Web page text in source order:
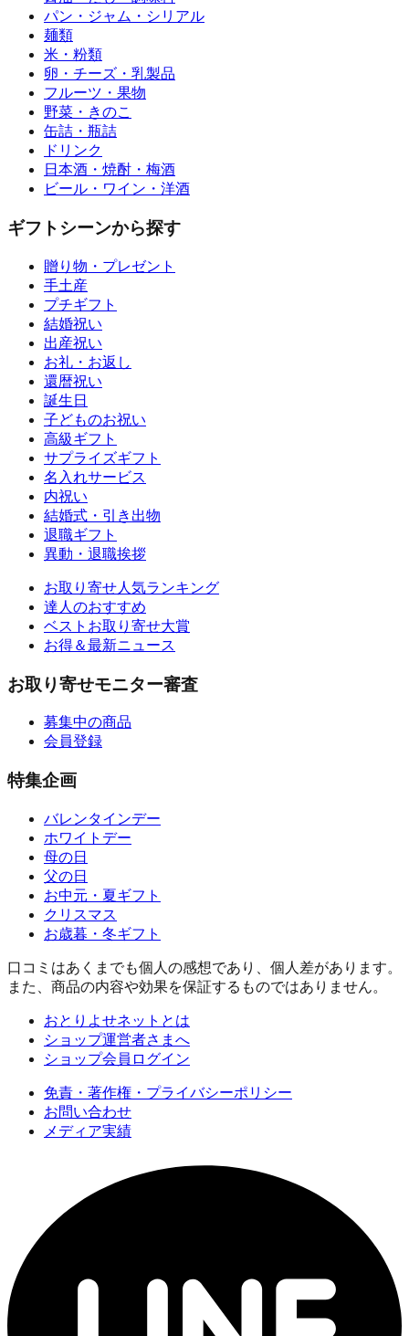
パン・ジャム・シリアル
麺類
米・粉類
卵・チーズ・乳製品
フルーツ・果物
野菜・きのこ
缶詰・瓶詰
ドリンク
日本酒・焼酎・梅酒
ビール・ワイン・洋酒
ギフトシーンから探す
贈り物・プレゼント
手土産
プチギフト
結婚祝い
出産祝い
お礼・お返し
還暦祝い
誕生日
子どものお祝い
高級ギフト
サプライズギフト
名入れサービス
内祝い
結婚式・引き出物
退職ギフト
異動・退職挨拶
お取り寄せ人気ランキング
達人のおすすめ
ベストお取り寄せ大賞
お得＆最新ニュース
お取り寄せモニター審査
募集中の商品
会員登録
特集企画
バレンタインデー
ホワイトデー
母の日
父の日
お中元・夏ギフト
クリスマス
お歳暮・冬ギフト
口コミはあくまでも個人の感想であり、個人差があります。
また、商品の内容や効果を保証するものではありません。
おとりよせネットとは
ショップ運営者さまへ
ショップ会員ログイン
免責・著作権・プライバシーポリシー
お問い合わせ
メディア実績